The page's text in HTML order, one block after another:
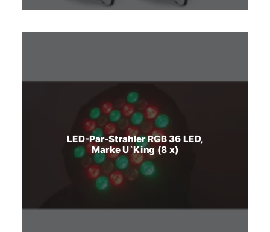
LED-Par-Strahler RGB 36 LED,
Marke U`King (8 x)